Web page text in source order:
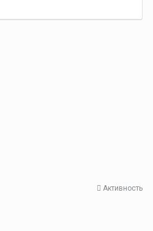
Активность